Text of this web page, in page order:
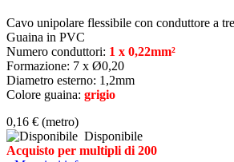
Cavo unipolare flessibile con conduttore a
Guaina in PVC
Numero conduttori: 1 x 0,22mm²
Formazione: 7 x Ø0,20
Diametro esterno: 1,2mm
Colore guaina: grigio
0,16 € (metro)
Disponibile
Acquisto per multipli di 200